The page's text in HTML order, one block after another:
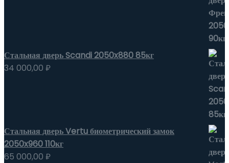
Стальная дверь Scandi 2050x880 85кг
34 000,00 ₽
Стальная дверь Vertu биометрический замок
2050x960 110кг
65 000,00 ₽